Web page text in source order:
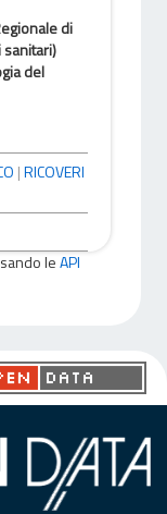
di
del
|RICOVERI
leAPI